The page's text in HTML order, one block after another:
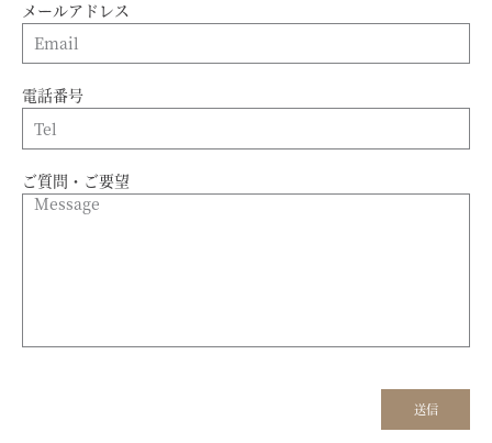
メールアドレス
電話番号
ご質問・ご要望